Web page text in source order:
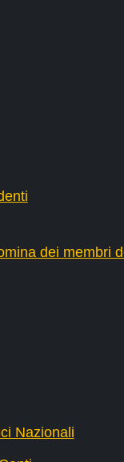
dei membri
Nazionali